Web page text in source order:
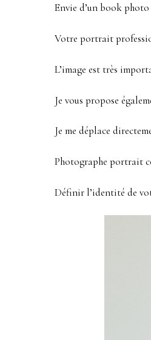
Envie d’un book photo
Votre portrait
L’image est très
Je vous propose
Je me déplace
Photographe portrait
Définir l’identité de